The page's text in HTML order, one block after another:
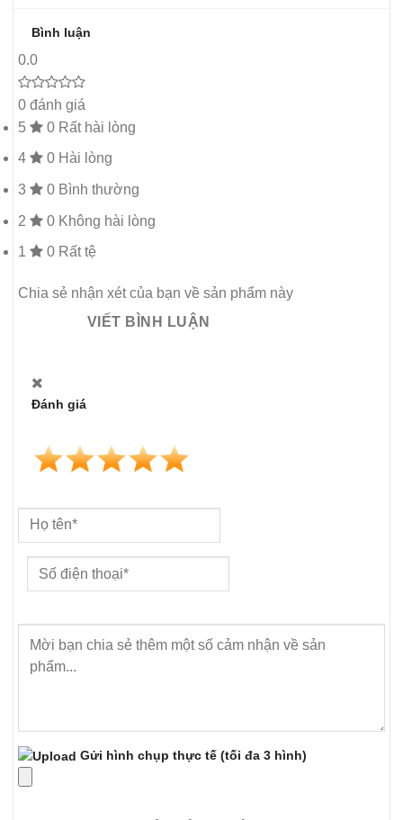
Bình luận
0.0
0 đánh giá
5
0 Rất hài lòng
4 0 Hài lòng
3 0 Bình thường
2 0 Không hài lòng
1 0 Rất tệ
Chia sẻ nhận xét của bạn về sản phẩm này
VIẾT BÌNH LUẬN
Đánh giá
Gửi hình chụp thực tế (tối đa 3 hình)